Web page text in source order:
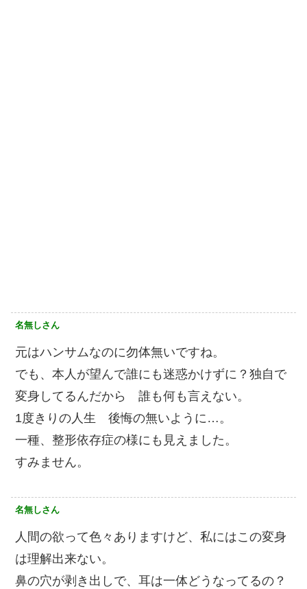
名無しさん
元はハンサムなのに勿体無いですね。
でも、本人が望んで誰にも迷惑かけずに？独自で
変身してるんだから 誰も何も言えない。
1度きりの人生 後悔の無いように…。
一種、整形依存症の様にも見えました。
すみません。
名無しさん
人間の欲って色々ありますけど、私にはこの変身
は理解出来ない。
鼻の穴が剥き出しで、耳は一体どうなってるの？